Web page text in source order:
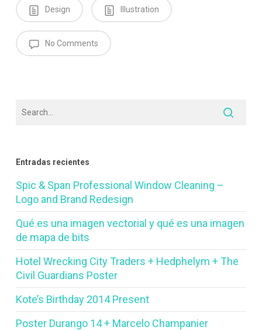
Design Illustration
No Comments
Entradas recientes
Spic & Span Professional Window Cleaning –
Logo and Brand Redesign
Qué es una imagen vectorial y qué es una imagen
de mapa de bits
Hotel Wrecking City Traders + Hedphelym + The
Civil Guardians Poster
Kote’s Birthday 2014 Present
Poster Durango 14 + Marcelo Champanier